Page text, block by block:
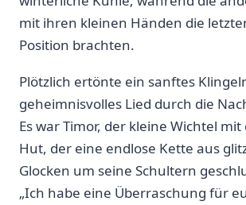
mit ihren kleinen Händen die
Position brachten.
Plötzlich⁤ ertönte ein⁣ sanftes
geheimnisvolles​ Lied durch die
Es war Timor, der kleine Wichtel
Hut, der eine endlose Kette aus
Glocken um seine Schultern
„Ich habe eine Überraschung für